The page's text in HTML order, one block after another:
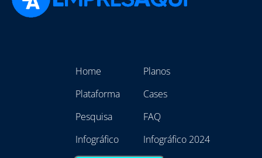
Home
Plataforma
Pesquisa
Infográfico
Planos
Cases
FAQ
Infográfico 2024